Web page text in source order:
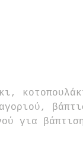
για